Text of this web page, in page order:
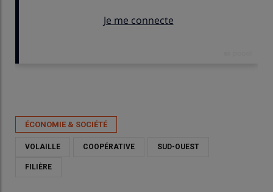
ÉCONOMIE & SOCIÉTÉ
VOLAILLE COOPÉRATIVE SUD-OUEST
FILIÈRE